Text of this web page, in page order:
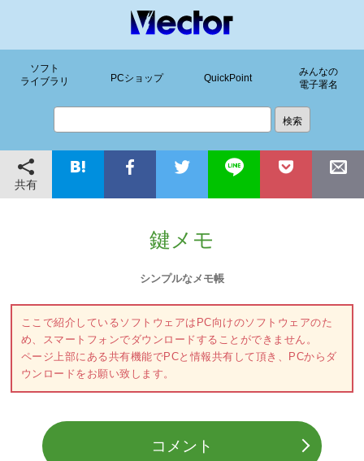
ソフト
ライブラリ
PCショップ QuickPoint
みんなの
電子署名
共有
鍵メモ
シンプルなメモ帳
ここで紹介しているソフトウェアはPC向けのソフトウェアのた
め、スマートフォンでダウンロードすることができません。
ページ上部にある共有機能でPCと情報共有して頂き、PCからダ
ウンロードをお願い致します。
コメント